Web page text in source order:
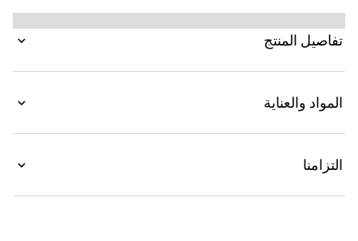
G مزدوج بلمسات نهائية بلون البلاديوم.
تفاصيل المنتج
المواد والعناية
التزامنا